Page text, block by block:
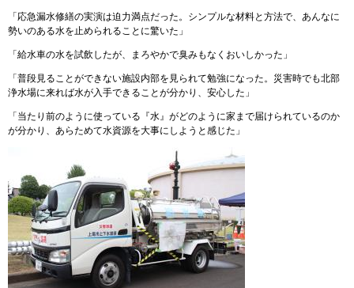
「応急漏水修繕の実演は迫力満点だった。シンプルな材料と方法で、あんなに
勢いのある水を止められることに驚いた」
「給水車の水を試飲したが、まろやかで臭みもなくおいしかった」
「普段見ることができない施設内部を見られて勉強になった。災害時でも北部
浄水場に来れば水が入手できることが分かり、安心した」
「当たり前のように使っている『水』がどのように家まで届けられているのか
が分かり、あらためて水資源を大事にしようと感じた」